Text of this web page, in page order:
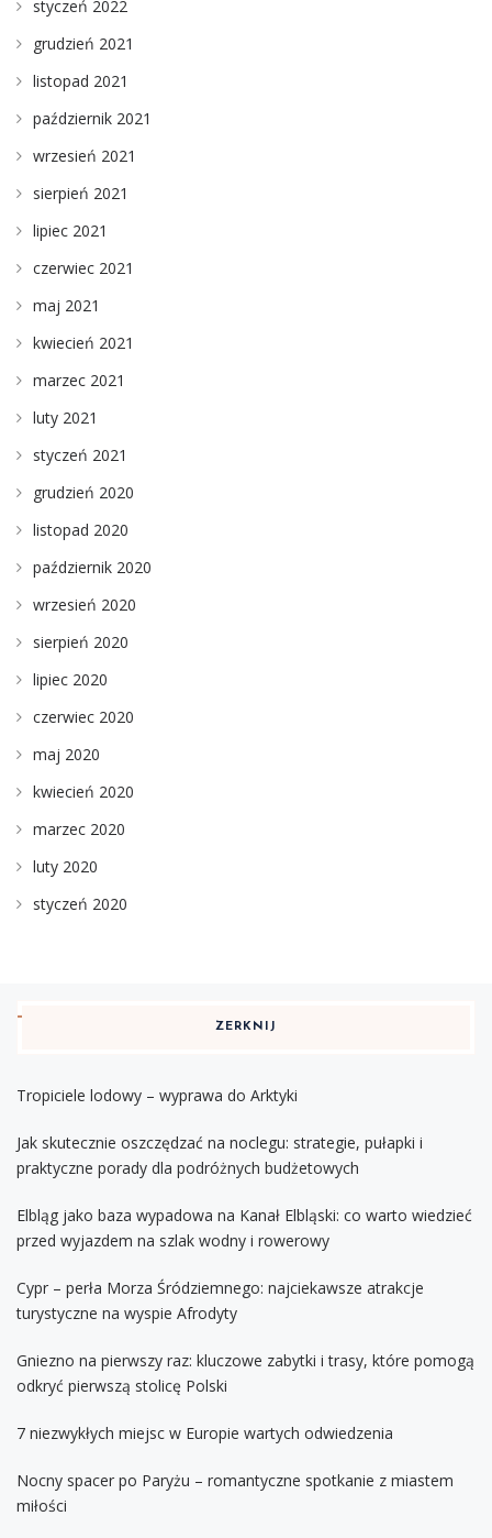
styczeń 2022
grudzień 2021
listopad 2021
październik 2021
wrzesień 2021
sierpień 2021
lipiec 2021
czerwiec 2021
maj 2021
kwiecień 2021
marzec 2021
luty 2021
styczeń 2021
grudzień 2020
listopad 2020
październik 2020
wrzesień 2020
sierpień 2020
lipiec 2020
czerwiec 2020
maj 2020
kwiecień 2020
marzec 2020
luty 2020
styczeń 2020
ZERKNIJ
Tropiciele lodowy – wyprawa do Arktyki
Jak skutecznie oszczędzać na noclegu: strategie, pułapki i
praktyczne porady dla podróżnych budżetowych
Elbląg jako baza wypadowa na Kanał Elbląski: co warto wiedzieć
przed wyjazdem na szlak wodny i rowerowy
Cypr – perła Morza Śródziemnego: najciekawsze atrakcje
turystyczne na wyspie Afrodyty
Gniezno na pierwszy raz: kluczowe zabytki i trasy, które pomogą
odkryć pierwszą stolicę Polski
7 niezwykłych miejsc w Europie wartych odwiedzenia
Nocny spacer po Paryżu – romantyczne spotkanie z miastem
miłości